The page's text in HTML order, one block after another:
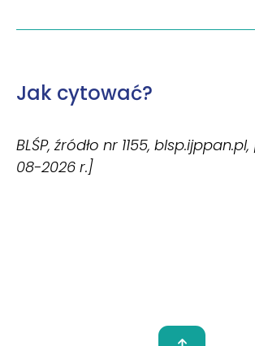
Jak cytować?
BLŚP, źródło nr 1155,
08-2026 r.]